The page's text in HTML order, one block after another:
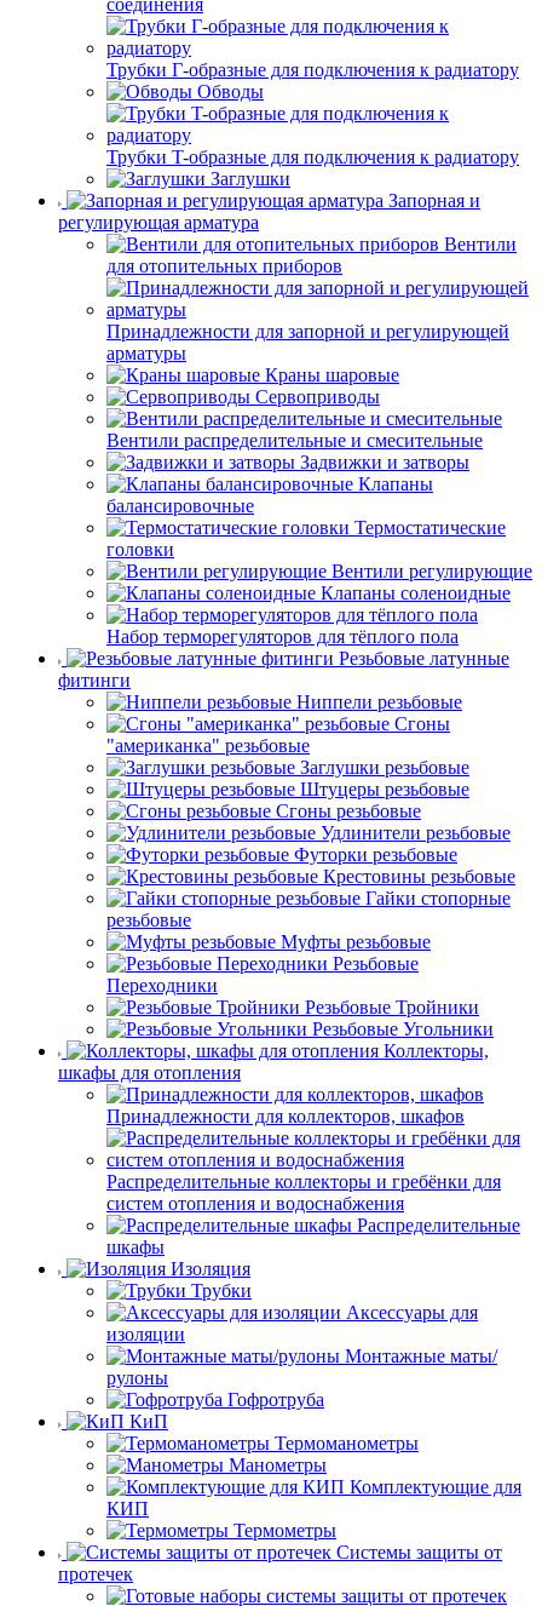
соединения
Трубки Г-образные для подключения к радиатору
Обводы
Трубки T-образные для подключения к радиатору
Заглушки
Запорная и
регулирующая арматура
Вентили
для отопительных приборов
Принадлежности для запорной и регулирующей
арматуры
Краны шаровые
Сервоприводы
Вентили распределительные и смесительные
Задвижки и затворы
Клапаны
балансировочные
Термостатические
головки
Вентили регулирующие
Клапаны соленоидные
Набор терморегуляторов для тёплого пола
Резьбовые латунные
фитинги
Ниппели резьбовые
Сгоны
"американка" резьбовые
Заглушки резьбовые
Штуцеры резьбовые
Сгоны резьбовые
Удлинители резьбовые
Футорки резьбовые
Крестовины резьбовые
Гайки стопорные
резьбовые
Муфты резьбовые
Резьбовые
Переходники
Резьбовые Тройники
Резьбовые Угольники
Коллекторы,
шкафы для отопления
Принадлежности для коллекторов, шкафов
Распределительные коллекторы и гребёнки для
систем отопления и водоснабжения
Распределительные
шкафы
Изоляция
Трубки
Аксессуары для
изоляции
Монтажные маты/
рулоны
Гофротруба
КиП
Термоманометры
Манометры
Комплектующие для
КИП
Термометры
Системы защиты от
протечек